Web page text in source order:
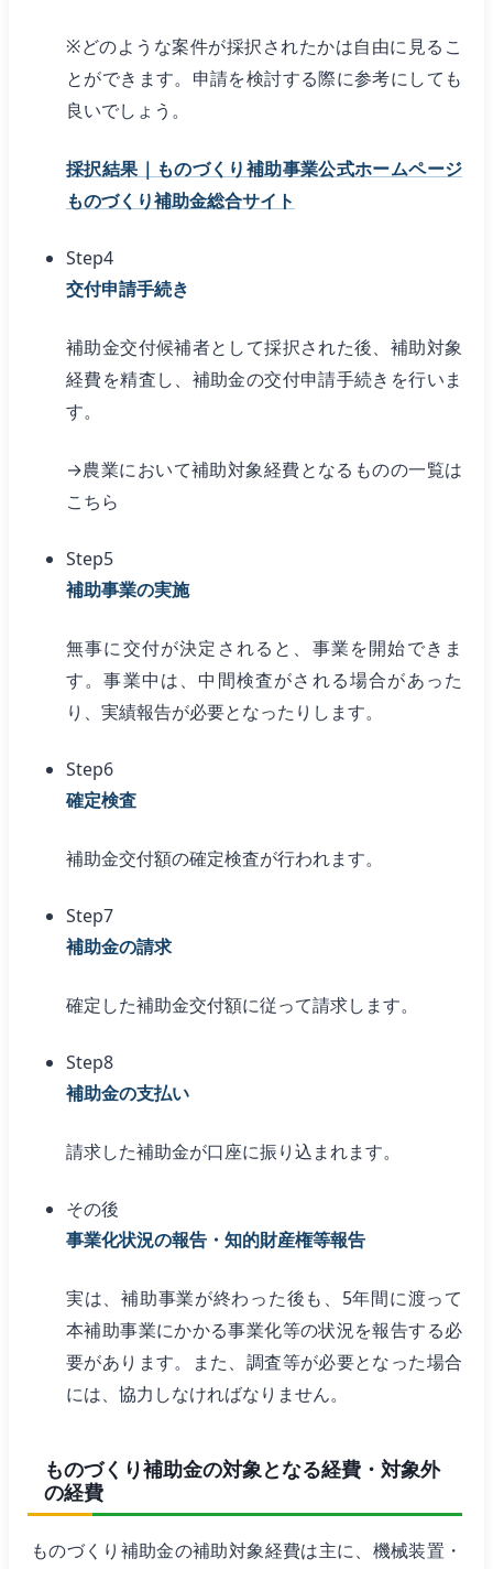
※どのような案件が採択されたかは自由に見るこ
とができます。申請を検討する際に参考にしても
良いでしょう。
採択結果｜ものづくり補助事業公式ホームページ
ものづくり補助金総合サイト
Step4
交付申請手続き
補助金交付候補者として採択された後、補助対象
経費を精査し、補助金の交付申請手続きを行いま
す。
→農業において補助対象経費となるものの一覧は
こちら
Step5
補助事業の実施
無事に交付が決定されると、事業を開始できま
す。事業中は、中間検査がされる場合があった
り、実績報告が必要となったりします。
Step6
確定検査
補助金交付額の確定検査が行われます。
Step7
補助金の請求
確定した補助金交付額に従って請求します。
Step8
補助金の支払い
請求した補助金が口座に振り込まれます。
その後
事業化状況の報告・知的財産権等報告
実は、補助事業が終わった後も、5年間に渡って
本補助事業にかかる事業化等の状況を報告する必
要があります。また、調査等が必要となった場合
には、協力しなければなりません。
ものづくり補助金の対象となる経費・対象外
の経費
ものづくり補助金の補助対象経費は主に、機械装置・